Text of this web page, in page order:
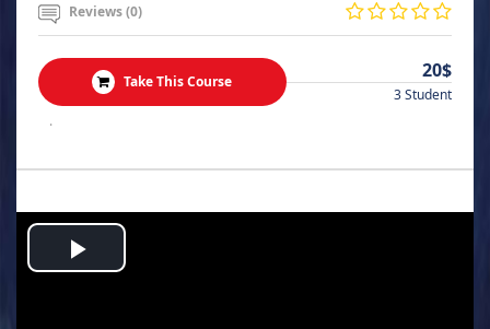
Reviews (0)
Take This Course 20$
3 Student
.
Play